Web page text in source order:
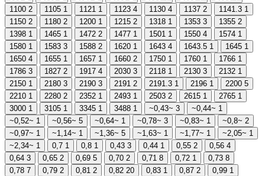
1100 2 1105 1 1121 1 1123 4 1130 4 1137 2 1141.3 1
1150 2 1180 2 1200 1 1215 2 1318 1 1353 3 1355 2
1398 1 1465 1 1472 2 1477 1 1501 1 1550 4 1574 1
1580 1 1583 3 1588 2 1620 1 1643 4 1643.5 1 1645 1
1650 4 1655 1 1657 1 1660 2 1750 1 1760 1 1766 1
1786 3 1827 2 1917 4 2030 3 2118 1 2130 3 2132 1
2150 1 2180 3 2190 3 2191 2 2191.3 1 2196 1 2200 5
2210 1 2280 2 2352 1 2493 1 2503 2 2615 1 2765 1
3000 1 3105 1 3345 1 3488 1 ~0,43~ 3 ~0,44~ 1
~0,52~ 1 ~0,56~ 5 ~0,64~ 1 ~0,78~ 3 ~0,83~ 1 ~0,8~ 2
~0,97~ 1 ~1,14~ 1 ~1,36~ 5 ~1,63~ 1 ~1,77~ 1 ~2,05~ 1
~2,34~ 1 0,7 1 0,8 1 0,43 3 0,44 1 0,55 2 0,56 4
0,64 3 0,65 2 0,69 5 0,70 2 0,71 8 0,72 1 0,73 8
0,78 7 0,79 2 0,81 2 0,82 20 0,83 1 0,87 2 0,99 1